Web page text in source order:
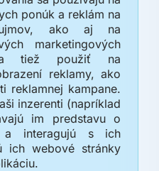
ponúk a reklám na
ako aj na
marketingových
tiež použiť na
reklamy, ako
reklamnej kampane.
inzerenti (napríklad
im predstavu o
interagujú s ich
ich webové stránky